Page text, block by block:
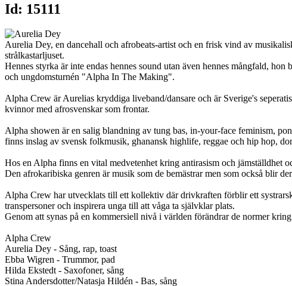
Id: 15111
Aurelia Dey, en dancehall och afrobeats-artist och en frisk vind av
strålkastarljuset.
Hennes styrka är inte endas hennes sound utan även hennes mångfald,
och ungdomsturnén "Alpha In The Making".
Alpha Crew är Aurelias kryddiga liveband/dansare och är Sverige's
kvinnor med afrosvenskar som frontar.
Alpha showen är en salig blandning av tung bas, in-your-face feminism,
finns inslag av svensk folkmusik, ghanansk highlife, reggae och hip hop,
Hos en Alpha finns en vital medvetenhet kring antirasism och jämställdhet
Den afrokaribiska genren är musik som de bemästrar men som också blir
Alpha Crew har utvecklats till ett kollektiv där drivkraften förblir ett
transpersoner och inspirera unga till att våga ta självklar plats.
Genom att synas på en kommersiell nivå i världen förändrar de normer
Alpha Crew
Aurelia Dey - Sång, rap, toast
Ebba Wigren - Trummor, pad
Hilda Ekstedt - Saxofoner, sång
Stina Andersdotter/Natasja Hildén - Bas, sång